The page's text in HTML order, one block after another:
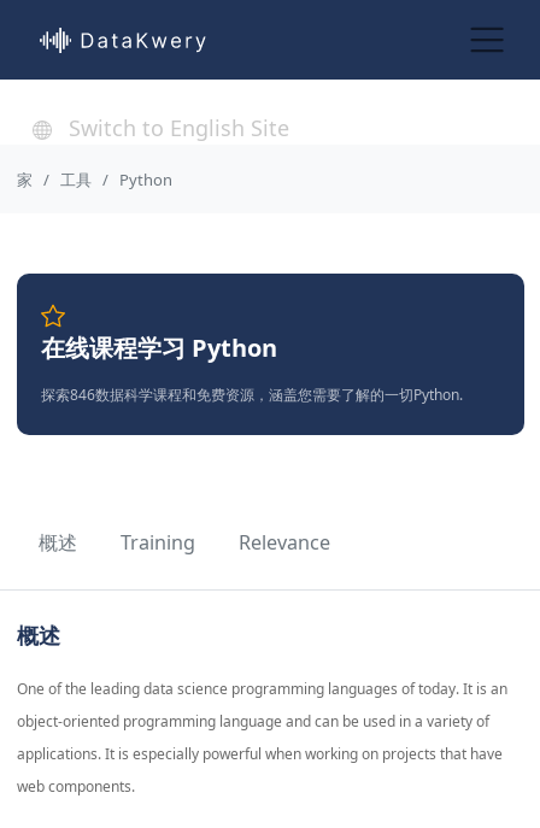
Switch to English Site
家 工具 Python
在线课程学习 Python
探索846数据科学课程和免费资源，涵盖您需要了解的一切Python.
概述 Training Relevance
概述
One of the leading data science programming languages of today. It is an
object-oriented programming language and can be used in a variety of
applications. It is especially powerful when working on projects that have
web components.